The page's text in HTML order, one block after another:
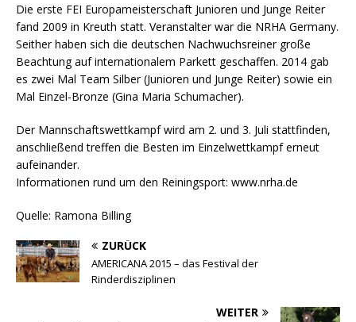
Die erste FEI Europameisterschaft Junioren und Junge Reiter
fand 2009 in Kreuth statt. Veranstalter war die NRHA Germany.
Seither haben sich die deutschen Nachwuchsreiner große
Beachtung auf internationalem Parkett geschaffen. 2014 gab
es zwei Mal Team Silber (Junioren und Junge Reiter) sowie ein
Mal Einzel-Bronze (Gina Maria Schumacher).
Der Mannschaftswettkampf wird am 2. und 3. Juli stattfinden,
anschließend treffen die Besten im Einzelwettkampf erneut
aufeinander.
Informationen rund um den Reiningsport: www.nrha.de
Quelle: Ramona Billing
ZURÜCK
AMERICANA 2015 – das Festival der
Rinderdisziplinen
WEITER